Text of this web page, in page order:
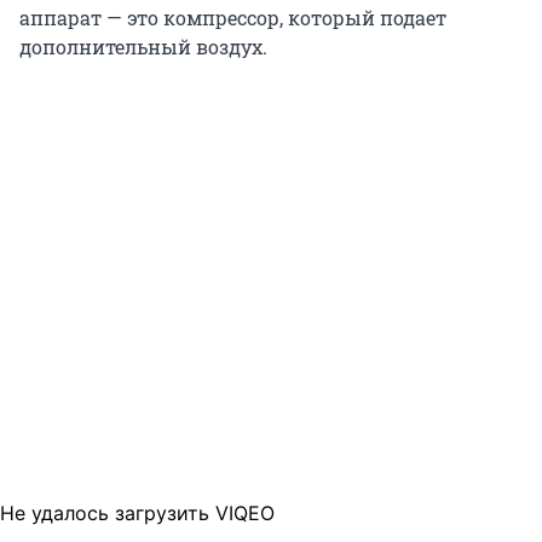
аппарат — это компрессор, который подает
дополнительный воздух.
Не удалось загрузить VIQEO